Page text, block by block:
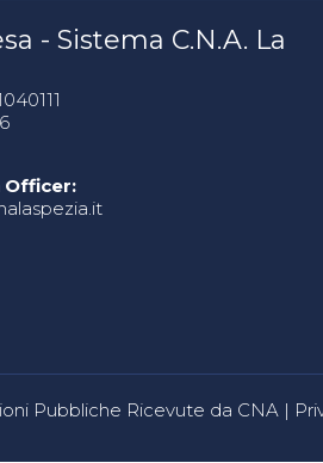
- Sistema C.N.A. La
Pubbliche Ricevute da CNA |